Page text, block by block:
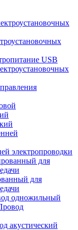
USB
электропроводки
для
одножильный
акустический